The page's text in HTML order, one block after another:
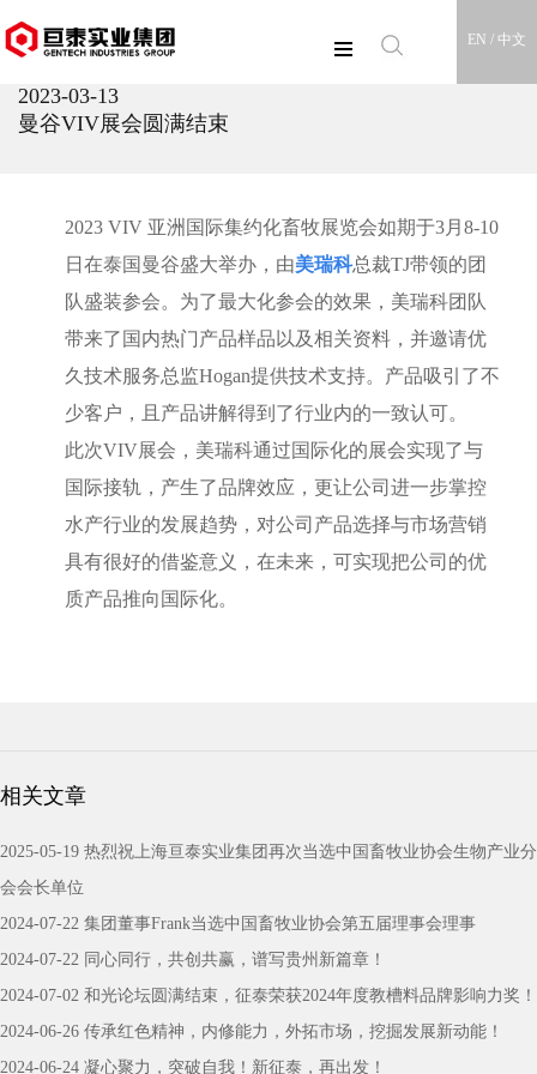
EN / 中文
2023-03-13
曼谷VIV展会圆满结束
2023 VIV 亚洲国际集约化畜牧展览会如期于3月 8-10
日在泰国曼谷盛大举办，由美瑞科总裁TJ带领的团
队盛装参会。为了最大化参会的效果，美瑞科团队
带来了国内热门产品样品以及相关资料，并邀请优
久技术服务总监Hogan提供技术支持。产品吸引了不
少客户，且产品讲解得到了行业内的一致认可。
此次VIV展会，美瑞科通过国际化的展会实现了与
国际接轨，产生了品牌效应，更让公司进一步掌控
水产行业的发展趋势，对公司产品选择与市场营销
具有很好的借鉴意义，在未来，可实现把公司的优
质产品推向国际化。
相关文章
2025-05-19 热烈祝上海亘泰实业集团再次当选中国畜牧业协会生物产业分
会会长单位
2024-07-22 集团董事Frank当选中国畜牧业协会第五届理事会理事
2024-07-22 同心同行，共创共赢，谱写贵州新篇章！
2024-07-02 和光论坛圆满结束，征泰荣获2024年度教槽料品牌影响力奖！
2024-06-26 传承红色精神，内修能力，外拓市场，挖掘发展新动能！
2024-06-24 凝心聚力，突破自我！新征泰，再出发！